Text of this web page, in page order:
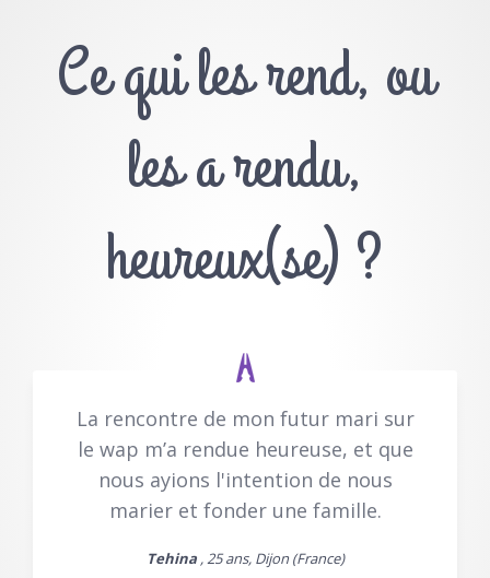
Ce qui les rend, ou
les a rendu,
heureux(se) ?
La rencontre de mon futur mari sur
le wap m’a rendue heureuse, et que
nous ayions l'intention de nous
marier et fonder une famille.
Tehina, 25 ans, Dijon (France)